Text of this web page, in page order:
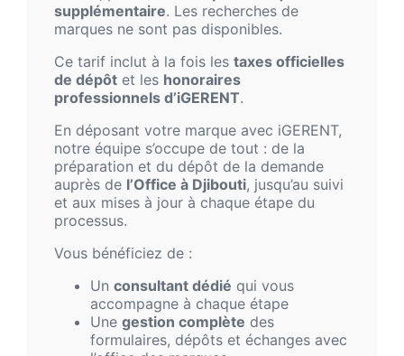
supplémentaire. Les recherches de
marques ne sont pas disponibles.
Ce tarif inclut à la fois les taxes officielles
de dépôt et les honoraires
professionnels d’iGERENT.
En déposant votre marque avec iGERENT,
notre équipe s’occupe de tout : de la
préparation et du dépôt de la demande
auprès de l’Office à Djibouti, jusqu’au suivi
et aux mises à jour à chaque étape du
processus.
Vous bénéficiez de :
Un consultant dédié qui vous
accompagne à chaque étape
Une gestion complète des
formulaires, dépôts et échanges avec